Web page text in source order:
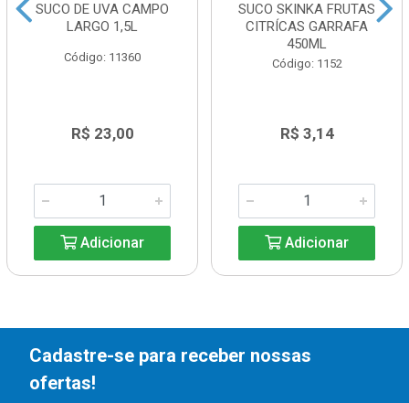
SUCO DE UVA CAMPO
LARGO 1,5L
Código: 11360
R$ 23,00
Adicionar
SUCO SKINKA FRUTAS
CITRÍCAS GARRAFA
450ML
Código: 1152
R$ 3,14
Adicionar
Cadastre-se para receber nossas
ofertas!